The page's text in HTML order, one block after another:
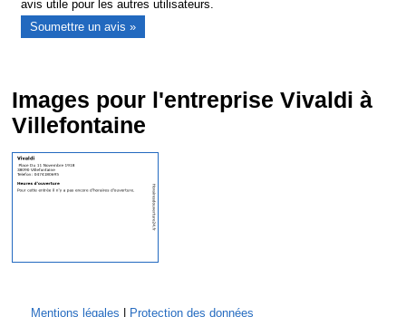
avis utile pour les autres utilisateurs.
Images pour l'entreprise Vivaldi à
Villefontaine
Mentions légales | Protection des données